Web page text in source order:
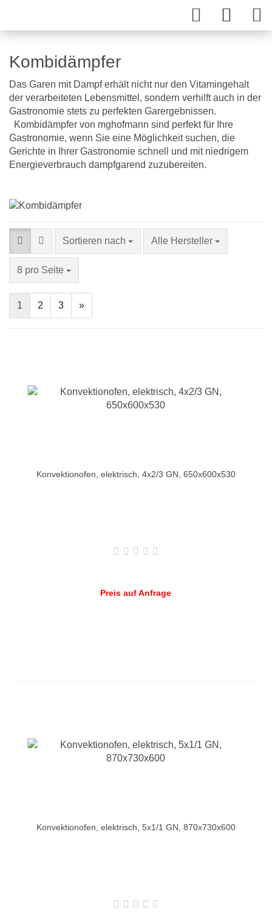
Kombidämpfer
Das Garen mit Dampf erhält nicht nur den Vitamingehalt
der verarbeiteten Lebensmittel, sondern verhilft auch in der
Gastronomie stets zu perfekten Garergebnissen.
Kombidämpfer von mghofmann sind perfekt für Ihre
Gastronomie, wenn Sie eine Möglichkeit suchen, die
Gerichte in Ihrer Gastronomie schnell und mit niedrigem
Energieverbrauch dampfgarend zuzubereiten.
Sortieren nach Alle Hersteller
8 pro Seite
1 2 3 »
Konvektionofen, elektrisch, 4x2/3 GN, 650x600x530
Preis auf Anfrage
Konvektionofen, elektrisch, 5x1/1 GN, 870x730x600